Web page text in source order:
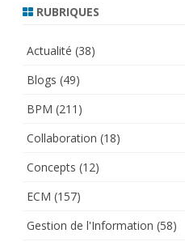
RUBRIQUES
Actualité (38)
Blogs (49)
BPM (211)
Collaboration (18)
Concepts (12)
ECM (157)
Gestion de l'Information (58)